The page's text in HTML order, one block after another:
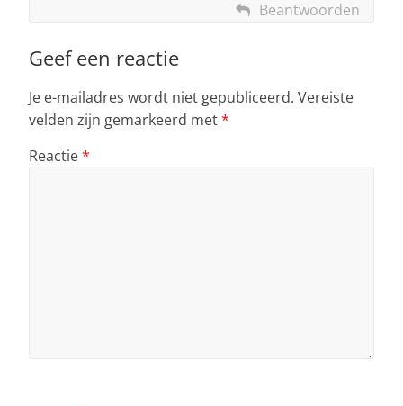
Beantwoorden
Geef een reactie
Je e-mailadres wordt niet gepubliceerd. Vereiste
velden zijn gemarkeerd met*
Reactie*